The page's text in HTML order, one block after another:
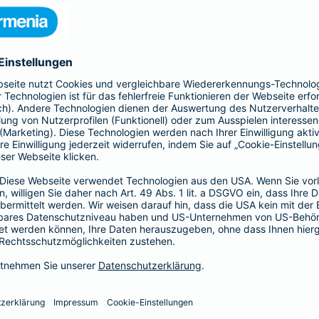
Krankenversicherung AG und der Barmenia Allgemeine
kontaktieren.
der Webseite
in sozialen Medien